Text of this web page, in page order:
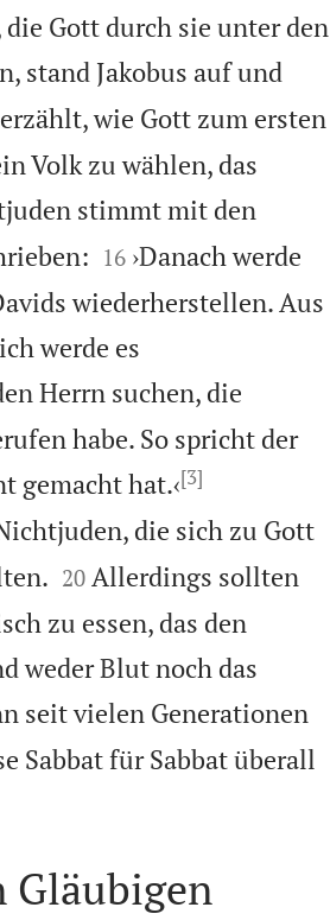
Gott durch sie unter den
stand Jakobus auf und
wie Gott zum ersten
Volk zu wählen, das
stimmt mit den

16 ›Danach werde
wiederherstellen. Aus
werde es
Herrn suchen, die
habe. So spricht der
gemacht hat.‹[3]
die sich zu Gott

20 Allerdings sollten
zu essen, das den
weder Blut noch das
seit vielen Generationen
Sabbat für Sabbat überall
Gläubigen